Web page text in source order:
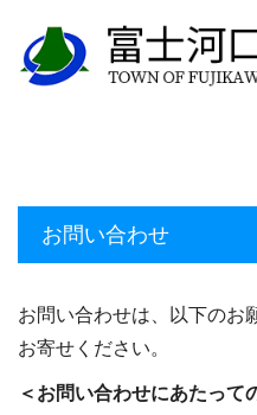
お問い合わせ
お問い合わせは、以下のお
お寄せください。
＜お問い合わせにあたって